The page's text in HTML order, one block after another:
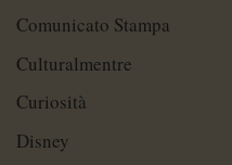
Comunicato Stampa
Culturalmentre
Curiosità
Disney